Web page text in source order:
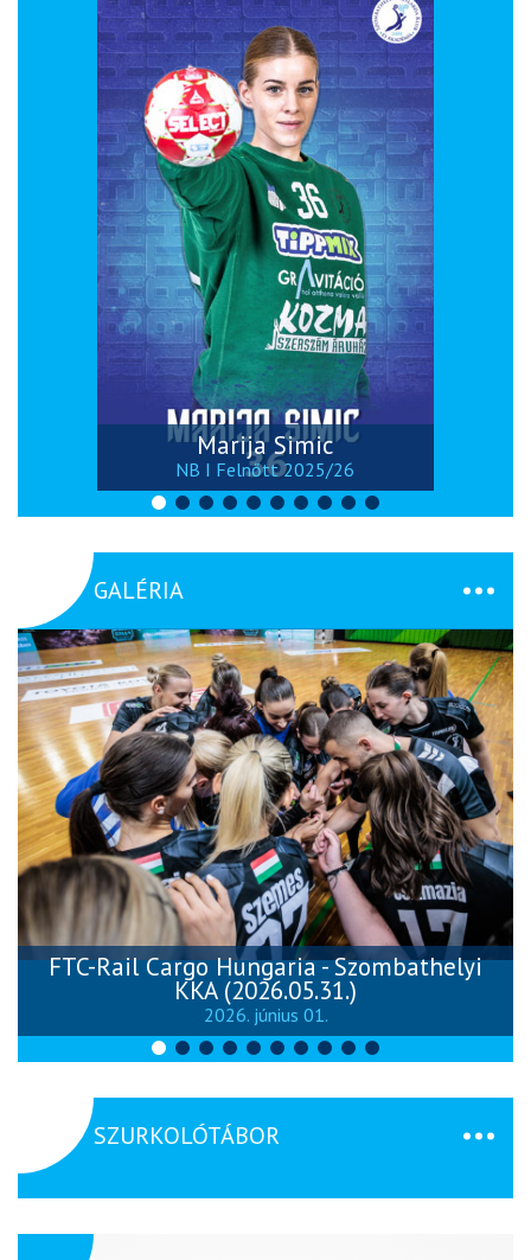
Marija Simic
NB I Felnőtt 2025/26
GALÉRIA
FTC-Rail Cargo Hungaria - Szombathelyi
KKA (2026.05.31.)
2026. június 01.
SZURKOLÓTÁBOR